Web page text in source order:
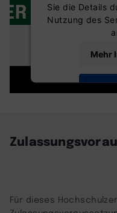
Sie die Details
Nutzung des
Mehr
Für dieses